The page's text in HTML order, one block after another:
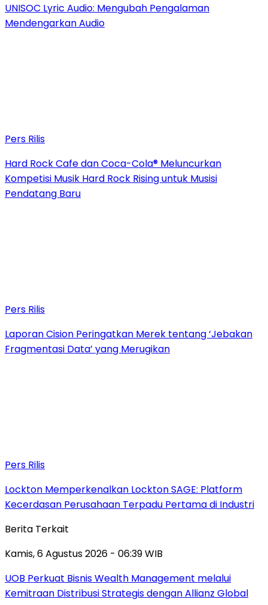
UNISOC Lyric Audio: Mengubah Pengalaman
Mendengarkan Audio
Pers Rilis
Hard Rock Cafe dan Coca-Cola® Meluncurkan
Kompetisi Musik Hard Rock Rising untuk Musisi
Pendatang Baru
Pers Rilis
Laporan Cision Peringatkan Merek tentang ‘Jebakan
Fragmentasi Data’ yang Merugikan
Pers Rilis
Lockton Memperkenalkan Lockton SAGE: Platform
Kecerdasan Perusahaan Terpadu Pertama di Industri
Berita Terkait
Kamis, 6 Agustus 2026 - 06:39 WIB
UOB Perkuat Bisnis Wealth Management melalui
Kemitraan Distribusi Strategis dengan Allianz Global